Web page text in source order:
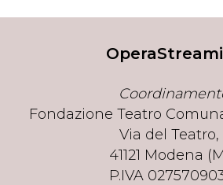
Fondazione Teatro
Via del Teatro,
41121 Modena
P.IVA